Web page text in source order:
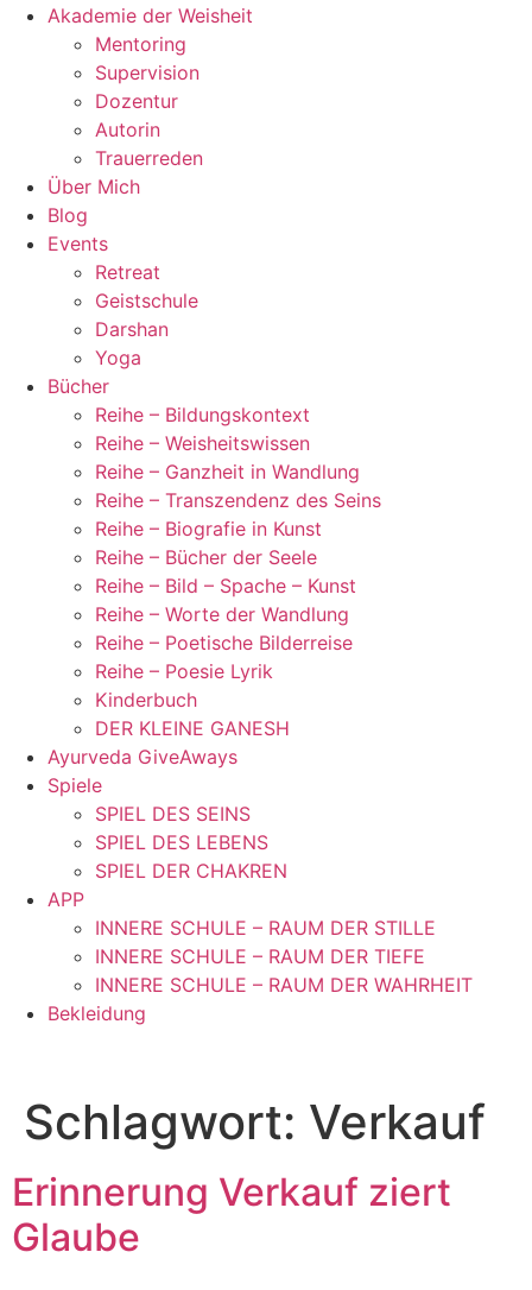
Akademie der Weisheit
Mentoring
Supervision
Dozentur
Autorin
Trauerreden
Über Mich
Blog
Events
Retreat
Geistschule
Darshan
Yoga
Bücher
Reihe – Bildungskontext
Reihe – Weisheitswissen
Reihe – Ganzheit in Wandlung
Reihe – Transzendenz des Seins
Reihe – Biografie in Kunst
Reihe – Bücher der Seele
Reihe – Bild – Spache – Kunst
Reihe – Worte der Wandlung
Reihe – Poetische Bilderreise
Reihe – Poesie Lyrik
Kinderbuch
DER KLEINE GANESH
Ayurveda GiveAways
Spiele
SPIEL DES SEINS
SPIEL DES LEBENS
SPIEL DER CHAKREN
APP
INNERE SCHULE – RAUM DER STILLE
INNERE SCHULE – RAUM DER TIEFE
INNERE SCHULE – RAUM DER WAHRHEIT
Bekleidung
Schlagwort: Verkauf
Erinnerung Verkauf ziert
Glaube